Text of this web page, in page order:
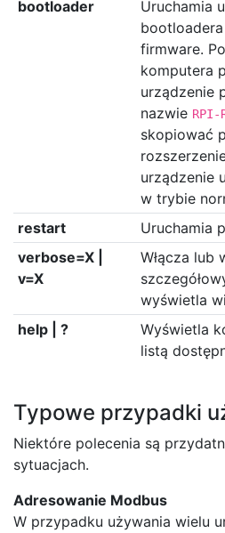
bootloader
Uruchamia
firmware.
komputera
urządzenie
nazwie RPI-
skopiować
urządzenie
w trybie
restart
Uruchamia
verbose=X |
v=X
Włącza lub
wyświetla
help | ?
Wyświetla
listą
Typowe przypadki
Niektóre polecenia są
sytuacjach.
Adresowanie Modbus
W przypadku używania wielu